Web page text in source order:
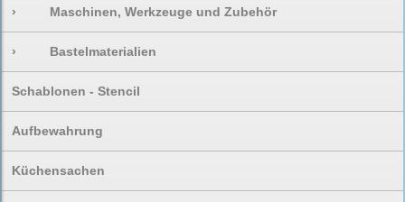
› Maschinen, Werkzeuge und Zubehör
› Bastelmaterialien
Schablonen - Stencil
Aufbewahrung
Küchensachen